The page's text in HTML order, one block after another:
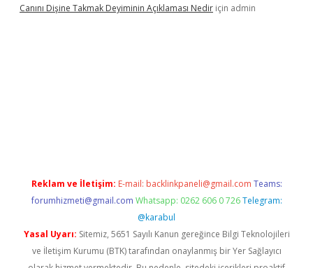
Canını Dişine Takmak Deyiminin Açıklaması Nedir için admin
Reklam ve İletişim: E-mail: backlinkpaneli@gmail.com Teams:
forumhizmeti@gmail.com Whatsapp: 0262 606 0 726 Telegram:
@karabul
Yasal Uyarı: Sitemiz, 5651 Sayılı Kanun gereğince Bilgi Teknolojileri
ve İletişim Kurumu (BTK) tarafından onaylanmış bir Yer Sağlayıcı